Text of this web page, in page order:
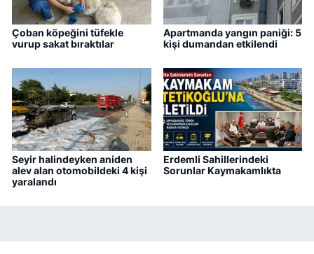
Çoban köpeğini tüfekle
vurup sakat bıraktılar
Apartmanda yangın paniği: 5
kişi dumandan etkilendi
Seyir halindeyken aniden
alev alan otomobildeki 4 kişi
yaralandı
Erdemli Sahillerindeki
Sorunlar Kaymakamlıkta